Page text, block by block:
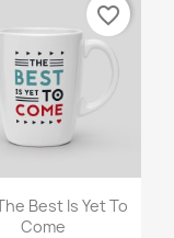
rapide
Best Is Yet To
Come
favorite_border